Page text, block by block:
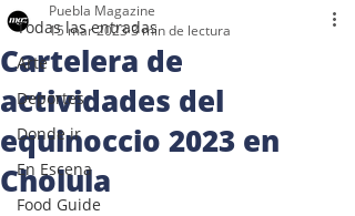
Todas las entradas
Arte
Deportes
Donde ir
En Escena
Food Guide
Cartelera de
actividades del
equinoccio 2023 en
Cholula
Puebla Magazine
15 mar 20233 min de lectura